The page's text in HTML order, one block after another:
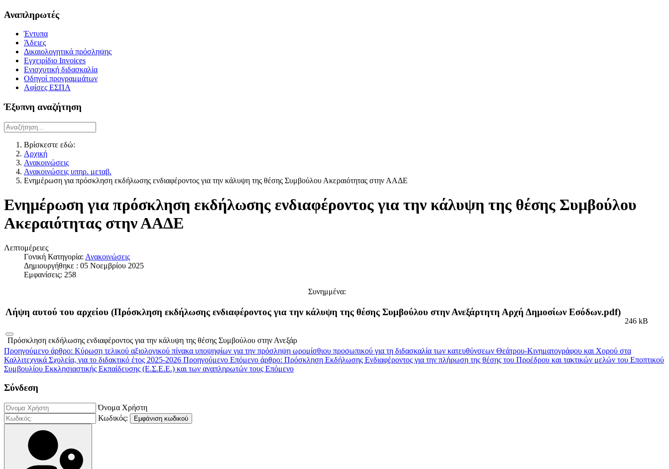
Αναπληρωτές
Έντυπα
Άδειες
Δικαιολογητικά πρόσληψης
Εγχειρίδιο Invoices
Ενισχυτική διδασκαλία
Οδηγοί προγραμμάτων
Αφίσες ΕΣΠΑ
Έξυπνη αναζήτηση
Βρίσκεστε εδώ:
Αρχική
Ανακοινώσεις
Ανακοινώσεις υπηρ. μεταβ.
Ενημέρωση για πρόσκληση εκδήλωσης ενδιαφέροντος για την κάλυψη της θέσης Συμβούλου Ακεραιότητας στην ΑΑΔΕ
Ενημέρωση για πρόσκληση εκδήλωσης ενδιαφέροντος για την κάλυψη της θέσης Συμβούλου
Ακεραιότητας στην ΑΑΔΕ
Λεπτομέρειες
Γονική Κατηγορία: Ανακοινώσεις
Δημιουργήθηκε : 05 Νοεμβρίου 2025
Εμφανίσεις: 258
Συνημμένα:
Λήψη αυτού του αρχείου (Πρόσκληση εκδήλωσης ενδιαφέροντος για την κάλυψη της θέσης Συμβούλου στην Ανεξάρτητη Αρχή Δημοσίων Εσόδων.pdf)
Πρόσκληση εκδήλωσης ενδιαφέροντος για την κάλυψη της θέσης Συμβούλου στην Ανεξάρ
246 kB
Προηγούμενο άρθρο: Κύρωση τελικού αξιολογικού πίνακα υποψηφίων για την πρόσληψη ωρομίσθιου προσωπικού για τη διδασκαλία των κατευθύνσεων Θεάτρου-Κινηματογράφου και Χορού στα
Καλλιτεχνικά Σχολεία, για το διδακτικό έτος 2025-2026 Προηγούμενο Επόμενο άρθρο: Πρόσκληση Εκδήλωσης Ενδιαφέροντος για την πλήρωση της θέσης του Προέδρου και τακτικών μελών του Εποπτικού
Συμβουλίου Εκκλησιαστικής Εκπαίδευσης (Ε.Σ.Ε.Ε.) και των αναπληρωτών τους Επόμενο
Σύνδεση
Όνομα Χρήστη
Κωδικός:
Εμφάνιση κωδικού